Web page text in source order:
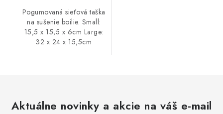
Pogumovaná sieťová taška
na sušenie boilie. Small:
15,5 x 15,5 x 6cm Large:
32 x 24 x 15,5cm
Aktuálne novinky a akcie na váš e-mail